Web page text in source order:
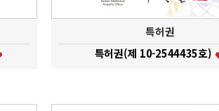
특허권
특허권(제 10-2544435호)